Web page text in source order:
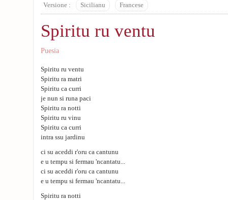
Versione : Sicilianu Francese
Spiritu ru ventu
Puesia
Spiritu ru ventu
Spiritu ra matri
Spiritu ca curri
je nun si runa paci
Spiritu ra notti
Spiritu ru vinu
Spiritu ca curri
intra ssu jardinu
ci su aceddi r'oru ca cantunu
e u tempu si fermau 'ncantatu...
ci su aceddi r'oru ca cantunu
e u tempu si fermau 'ncantatu...
Spiritu ra notti